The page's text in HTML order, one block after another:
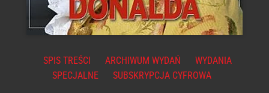
SPIS TREŚCI ARCHIWUM WYDAŃ
WYDANIA
SPECJALNE
SUBSKRYPCJA CYFROWA